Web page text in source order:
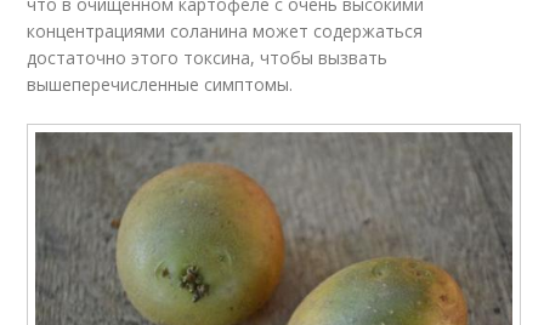
концентрациями соланина может содержаться
достаточно этого токсина, чтобы вызвать
вышеперечисленные симптомы.